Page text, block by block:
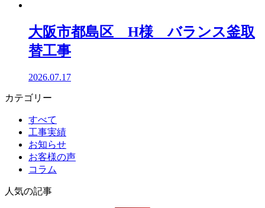
大阪市都島区 H様 バランス釜取
替工事
2026.07.17
カテゴリー
すべて
工事実績
お知らせ
お客様の声
コラム
人気の記事